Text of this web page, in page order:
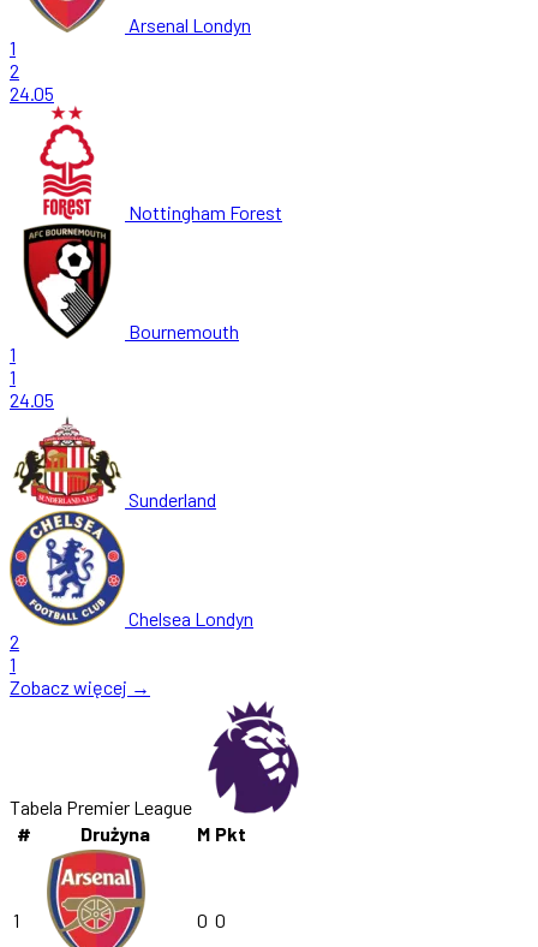
Arsenal Londyn
1
2
24.05
Nottingham Forest
Bournemouth
1
1
24.05
Sunderland
Chelsea Londyn
2
1
Zobacz więcej →
Tabela Premier League
#
Drużyna M Pkt
1 0 0